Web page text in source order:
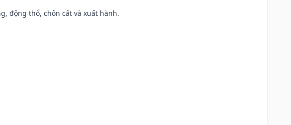
động thổ, chôn cất và xuất hành.